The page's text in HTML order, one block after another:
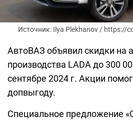
Источник: Ilya Plekhanov / https://
АвтоВАЗ объявил скидки на
производства LADA до 300
сентябре 2024 г. Акции
допвыгоду.
Специальное предложение